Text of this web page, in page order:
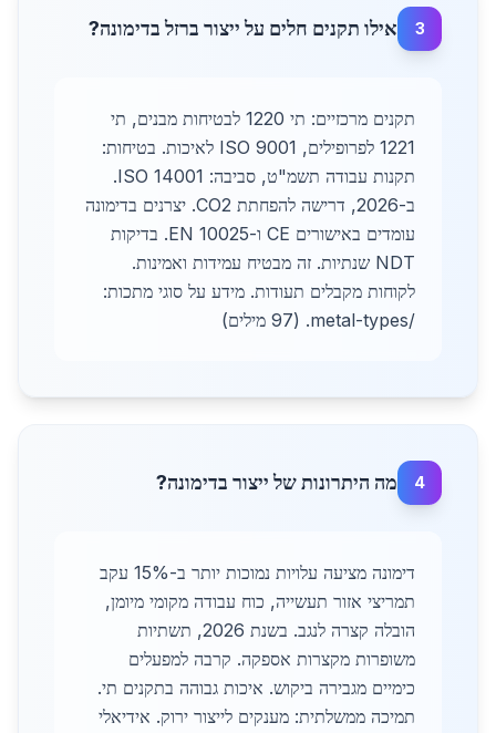
3 אילו תקנים חלים על ייצור ברזל בדימונה?
תקנים מרכזיים: תי 1220 לבטיחות מבנים, תי
1221 לפרופילים, ISO 9001 לאיכות. בטיחות:
תקנות עבודה תשמ"ט, סביבה: ISO 14001.
ב-2026, דרישה להפחתת CO2. יצרנים בדימונה
עומדים באישורים CE ו-EN 10025. בדיקות
NDT שנתיות. זה מבטיח עמידות ואמינות.
לקוחות מקבלים תעודות. מידע על סוגי מתכות:
/metal-types. (97 מילים)
4 מה היתרונות של ייצור בדימונה?
דימונה מציעה עלויות נמוכות יותר ב-15% עקב
תמריצי אזור תעשייה, כוח עבודה מקומי מיומן,
הובלה קצרה לנגב. בשנת 2026, תשתיות
משופרות מקצרות אספקה. קרבה למפעלים
כימיים מגבירה ביקוש. איכות גבוהה בתקנים תי.
תמיכה ממשלתית: מענקים לייצור ירוק. אידיאלי